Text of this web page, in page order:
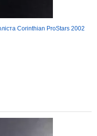
Corinthian ProStars 2002